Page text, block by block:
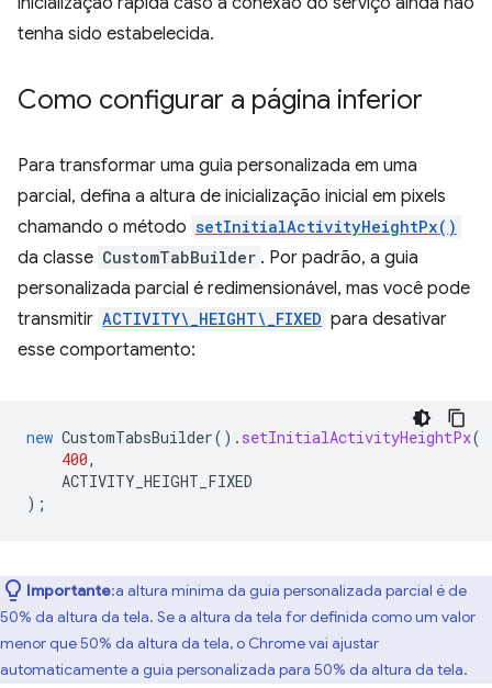
tenha sido estabelecida.
Como configurar a página inferior
Para transformar uma guia personalizada em uma
parcial, defina a altura de inicialização inicial em pixels
chamando o método setInitialActivityHeightPx()
da classe CustomTabBuilder . Por padrão, a guia
personalizada parcial é redimensionável, mas você pode
transmitir ACTIVITY\_HEIGHT\_FIXED para desativar
esse comportamento:
new CustomTabsBuilder(). setInitialActivityHeightPx(
400,
ACTIVITY_HEIGHT_FIXED
);
Importante:a altura mínima da guia personalizada parcial é de
50% da altura da tela. Se a altura da tela for definida como um valor
menor que 50% da altura da tela, o Chrome vai ajustar
automaticamente a guia personalizada para 50% da altura da tela.